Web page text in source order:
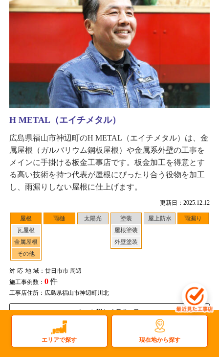
更新日：2025.12.12
屋根
瓦屋根
金属屋根
その他
雨樋 太陽光
塗装
屋根塗装
外壁塗装
屋上防水 雨漏り
対応地域：廿日市市 周辺
施工事例数： 0件
工事店住所：広島県福山市神辺町川北
もっと詳しく見る
H METAL（エイチメタル）
広島県福山市神辺町のH METAL（エイチメタル）は、金
属屋根（ガルバリウム鋼板屋根）や金属系外壁の工事を
メインに手掛ける板金工事店です。板金加工を得意とす
る高い技術を持つ代表が屋根にぴったり合う役物を加工
し、雨漏りしない屋根に仕上げます。
広島県
エリアで探す 現在地から探す